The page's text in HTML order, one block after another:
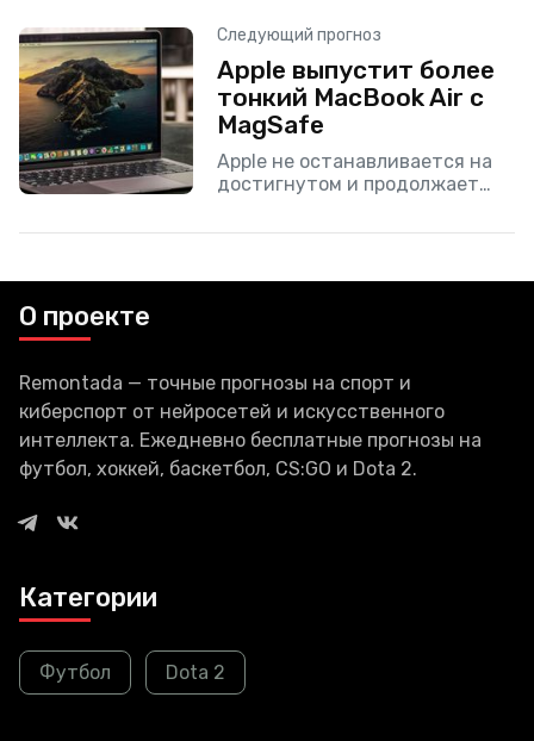
виртуализацией программного
обеспечения на компьютерах
на архитектуре ARM, заявил,
что операционная система
Linux теперь готова для
установки
Следующий прогноз
Apple выпустит более
тонкий MacBook Air с
MagSafe
Apple не останавливается на
достигнутом и продолжает
свои новые продукты. Так, в
О проекте
Remontada — точные прогнозы на спорт и
киберспорт от нейросетей и искусственного
интеллекта. Ежедневно бесплатные прогнозы на
футбол, хоккей, баскетбол, CS:GO и Dota 2.
Категории
Футбол Dota 2